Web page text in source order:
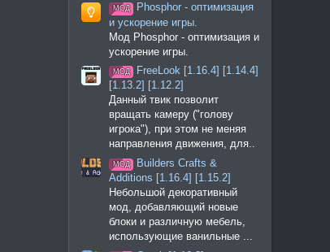
МОД
Phosphor - оптимизация
и ускорение игры.
Мод Phosphor - оптимизация и
ускорение игры.
МОД
FreeLook [1.16.4] [1.14.4]
[1.13.2] [1.12.2]
Данный твик позволит
вращать камеру ("голову
игрока"), при этом не меняя
направления движения, для..
МОД
Builders Crafts &
Additions [1.16.4] [1.15.2]
Небольшой декоративный
мод, добавляющий новые
блоки и различную мебель,
использующие ванильные ...